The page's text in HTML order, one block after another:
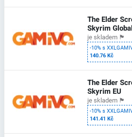
The Elder
Skyrim
je skladem 🏴
-10% s
140.76 Kč
The Elder
Skyrim EU
je skladem 🏴
-10% s
141.41 Kč